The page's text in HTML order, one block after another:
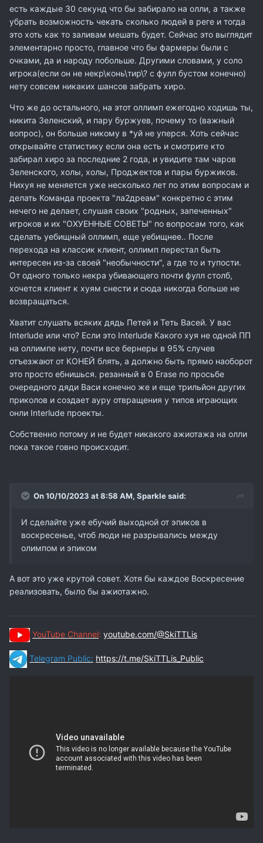
есть каждые 30 секунд что бы забирало на олли, а также
убрать возможность чекать сколько людей в реге и тогда
это хоть как то заливам мешать будет. Сейчас это выглядит
элементарно просто, главное что бы фармеры были с
очками, да и народу побольше. Другими словами, у соло
игрока(если он не некр\конь\тир\? с фулл бустом конечно)
нету совсем никаких шансов забрать хиро.
Что же до остального, на этот оллимп ежегодно ходишь ты,
никита Зеленский, и пару буржуев, почему то (важный
вопрос), он больше никому в *уй не уперся. Хоть сейчас
открывайте статистику если она есть и смотрите кто
забирал хиро за последние 2 года, и увидите там чаров
Зеленского, холы, холы, Проджектов и пары буржиков.
Нихуя не меняется уже несколько лет по этим вопросам и
делать Команда проекта "ла2дреам" конкретно с этим
нечего не делает, слушая своих "родных, запеченных"
игроков и их "ОХУЕННЫЕ СОВЕТЫ" по вопросам того, как
сделать уебищный оллимп, еще уебищнее.. После
перехода на классик клиент, оллимп перестал быть
интересен из-за своей "необычности", а где то и тупости.
От одного только некра убивающего почти фулл столб,
хочется клиент к хуям снести и сюда никогда больше не
возвращаться.
Хватит слушать всяких дядь Петей и Теть Васей. У вас
Interlude или что? Если это Interlude Какого хуя не одной ПП
на оллимпе нету, почти все бернеры в 95% случев
отъезжают от КОНЕЙ блять, а должно быть прямо наоборот
это просто ебнишься. резанный в 0 Erase по просьбе
очередного дяди Васи конечно же и еще трильйон других
приколов и создает ауру отвращения у типов играющих
онли Interlude проекты.
Собственно потому и не будет никакого ажиотажа на олли
пока такое говно происходит.
On 10/10/2023 at 8:58 AM, Sparklesaid:
И сделайте уже ебучий выходной от эпиков в
воскресенье, чтоб люди не разрывались между
олимпом и эпиком
А вот это уже крутой совет. Хотя бы каждое Воскресение
реализовать, было бы ажиотажно.
YouTube Channel: youtube.com/@SkiTTLis
Telegram Public: https://t.me/SkiTTLis_Public